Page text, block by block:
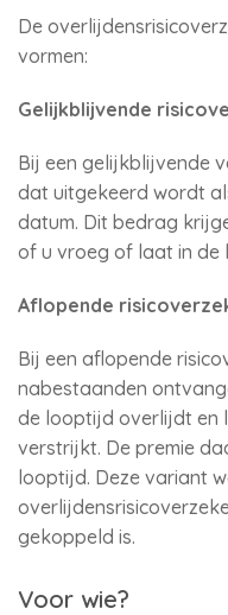
De
vormen:
Gelijkblijvende
Bij een gelijkblijvende
dat uitgekeerd wordt
datum. Dit bedrag
of u vroeg of laat in
Aflopende
Bij een aflopende
nabestaanden
de looptijd overlijdt en
verstrijkt. De premie
looptijd. Deze variant
gekoppeld is.
Voor wie?